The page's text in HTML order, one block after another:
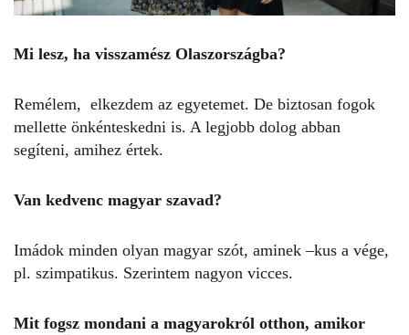
Mi lesz, ha visszamész Olaszországba?
Remélem, elkezdem az egyetemet. De biztosan fogok
mellette önkénteskedni is. A legjobb dolog abban
segíteni, amihez értek.
Van kedvenc magyar szavad?
Imádok minden olyan magyar szót, aminek –kus a vége,
pl. szimpatikus. Szerintem nagyon vicces.
Mit fogsz mondani a magyarokról otthon, amikor